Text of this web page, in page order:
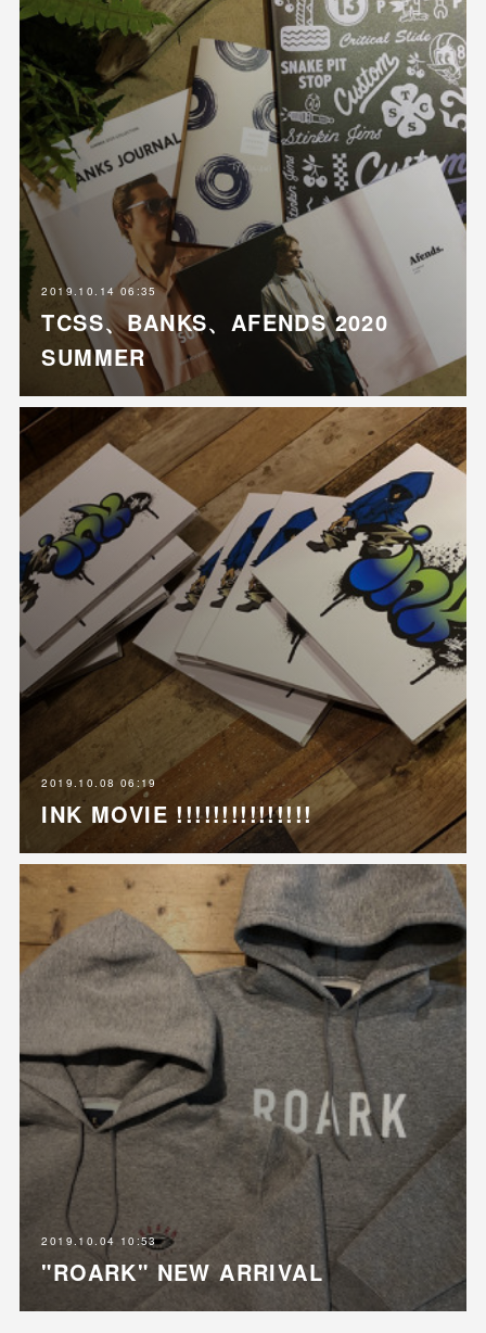
2019.10.14 06:35
TCSS、BANKS、AFENDS 2020
SUMMER
2019.10.08 06:19
INK MOVIE !!!!!!!!!!!!!!!
2019.10.04 10:53
"ROARK" NEW ARRIVAL